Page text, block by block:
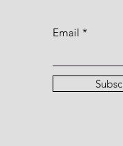
Email